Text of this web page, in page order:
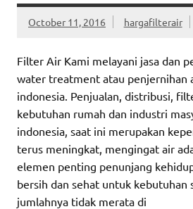
October 11, 2016 hargafilterair
Filter Air Kami melayani jasa dan
water treatment atau penjernihan
indonesia. Penjualan, distribusi,
kebutuhan rumah dan industri
indonesia, saat ini merupakan
terus meningkat, mengingat air
elemen penting penunjang
bersih dan sehat untuk kebutuhan
jumlahnya tidak merata di